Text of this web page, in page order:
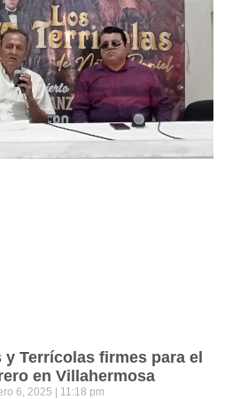
y Terrícolas firmes para el
en Villahermosa
6, 2025 11:18 pm